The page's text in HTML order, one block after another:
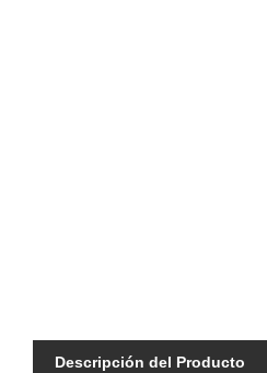
Descripción del Producto